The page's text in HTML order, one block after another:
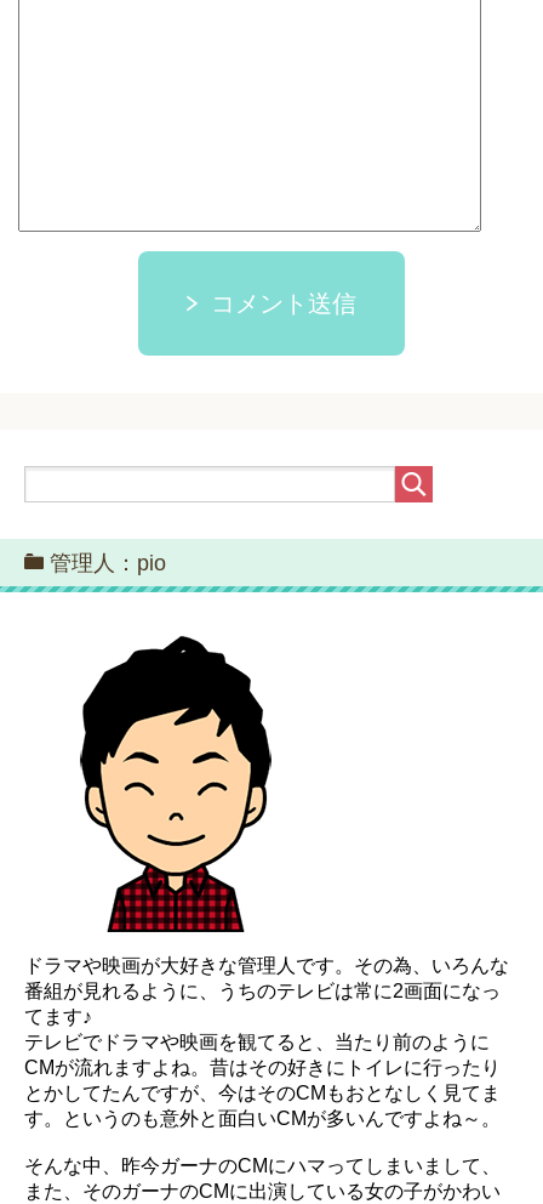
コメント送信
管理人：pio
ドラマや映画が大好きな管理人です。その為、いろんな
番組が見れるように、うちのテレビは常に2画面になっ
てます♪
テレビでドラマや映画を観てると、当たり前のように
CMが流れますよね。昔はその好きにトイレに行ったり
とかしてたんですが、今はそのCMもおとなしく見てま
す。というのも意外と面白いCMが多いんですよね～。
そんな中、昨今ガーナのCMにハマってしまいまして、
また、そのガーナのCMに出演している女の子がかわい